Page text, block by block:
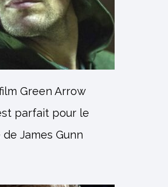
Green Arrow
parfait pour le
James Gunn